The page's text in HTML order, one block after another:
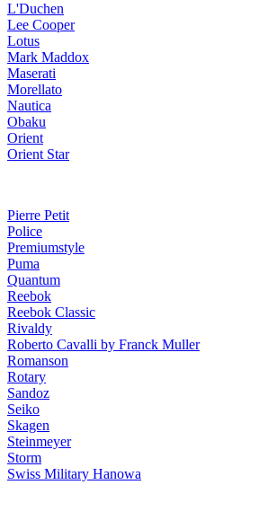
L'Duchen
Lee Cooper
Lotus
Mark Maddox
Maserati
Morellato
Nautica
Obaku
Orient
Orient Star
Pierre Petit
Police
Premiumstyle
Puma
Quantum
Reebok
Reebok Classic
Rivaldy
Roberto Cavalli by Franck Muller
Romanson
Rotary
Sandoz
Seiko
Skagen
Steinmeyer
Storm
Swiss Military Hanowa